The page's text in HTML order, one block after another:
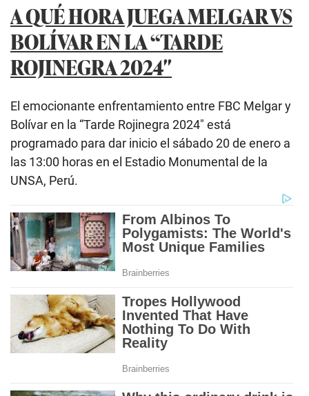
A QUÉ HORA JUEGA MELGAR VS
BOLÍVAR EN LA “TARDE
ROJINEGRA 2024″
El emocionante enfrentamiento entre FBC Melgar y
Bolívar en la “Tarde Rojinegra 2024″ está
programado para dar inicio el sábado 20 de enero a
las 13:00 horas en el Estadio Monumental de la
UNSA, Perú.